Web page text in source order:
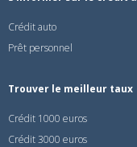
Crédit auto
Prêt personnel
Trouver le meilleur taux
Crédit 1000 euros
Crédit 3000 euros